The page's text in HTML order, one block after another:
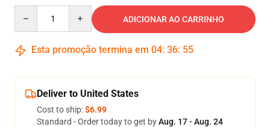
ADICIONAR AO CARRINHO
Esta promoção termina em 04: 36: 54
Deliver to United States
Cost to ship:$6.99
Standard - Order today to get byAug. 17 - Aug. 24